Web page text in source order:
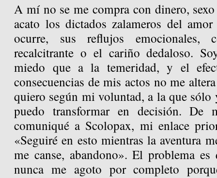
A mí no se me compra con dinero,
acato los dictados zalameros del
ocurre, sus reflujos
recalcitrante o el cariño dedaloso.
miedo que a la temeridad, y el
consecuencias de mis actos no me
quiero según mi voluntad, a la que
puedo transformar en decisión. De
comuniqué a Scolopax, mi enlace
«Seguiré en esto mientras la aventura
me canse, abandono». El problema
nunca me agoto por completo